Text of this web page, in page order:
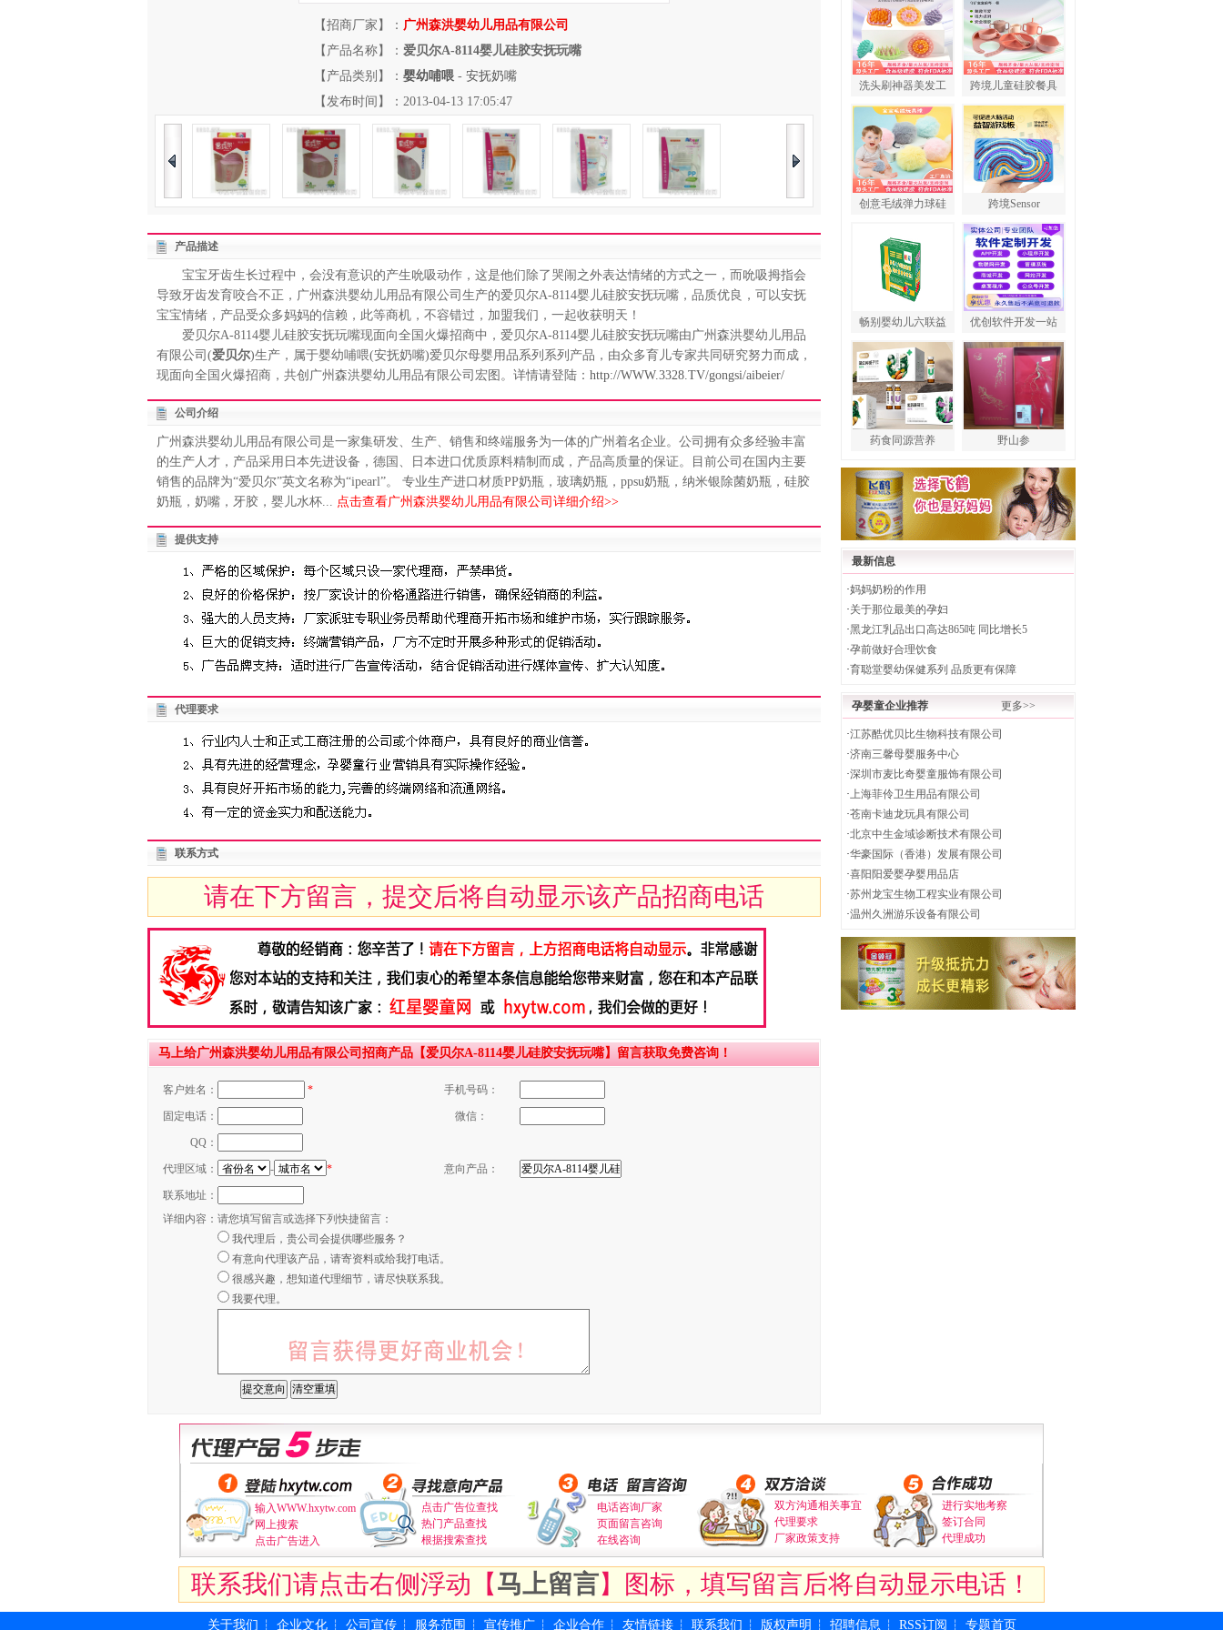
【招商厂家】： 广州森洪婴幼儿用品有限公司
【产品名称】： 爱贝尔A-8114婴儿硅胶安抚玩嘴
【产品类别】： 婴幼哺喂 - 安抚奶嘴
【发布时间】：2013-04-13 17:05:47
产品描述
宝宝牙齿生长过程中，会没有意识的产生吮吸动作，这是他们除了哭闹之外表达情绪的方式之一，而吮吸拇指会
导致牙齿发育咬合不正，广州森洪婴幼儿用品有限公司生产的爱贝尔A-8114婴儿硅胶安抚玩嘴，品质优良，可以安抚
宝宝情绪，产品受众多妈妈的信赖，此等商机，不容错过，加盟我们，一起收获明天！
爱贝尔A-8114婴儿硅胶安抚玩嘴现面向全国火爆招商中，爱贝尔A-8114婴儿硅胶安抚玩嘴由广州森洪婴幼儿用品
有限公司(爱贝尔)生产，属于婴幼哺喂(安抚奶嘴)爱贝尔母婴用品系列系列产品，由众多育儿专家共同研究努力而成，
现面向全国火爆招商，共创广州森洪婴幼儿用品有限公司宏图。详情请登陆： http://WWW.3328.TV/gongsi/aibeier/
公司介绍
广州森洪婴幼儿用品有限公司是一家集研发、生产、销售和终端服务为一体的广州着名企业。公司拥有众多经验丰富
的生产人才，产品采用日本先进设备，德国、日本进口优质原料精制而成，产品高质量的保证。目前公司在国内主要
销售的品牌为“爱贝尔”英文名称为“ipearl”。 专业生产进口材质PP奶瓶，玻璃奶瓶，ppsu奶瓶，纳米银除菌奶瓶，硅胶
奶瓶，奶嘴，牙胶，婴儿水杯... 点击查看广州森洪婴幼儿用品有限公司详细介绍>>
提供支持
代理要求
联系方式
请在下方留言，提交后将自动显示该产品招商电话
马上给广州森洪婴幼儿用品有限公司招商产品【爱贝尔A-8114婴儿硅胶安抚玩嘴】留言获取免费咨询！
客户姓名： * 手机号码：
固定电话： 微信：
QQ：
代理区域： - * 意向产品：
联系地址：
详细内容： 请您填写留言或选择下列快捷留言：
我代理后，贵公司会提供哪些服务？
有意向代理该产品，请寄资料或给我打电话。
很感兴趣，想知道代理细节，请尽快联系我。
我要代理。
洗头刷神器美发工 跨境儿童硅胶餐具
创意毛绒弹力球硅 跨境Sensor
畅别婴幼儿六联益 优创软件开发一站
药食同源营养 野山参
最新信息
·妈妈奶粉的作用
·关于那位最美的孕妇
·黑龙江乳品出口高达865吨 同比增长5
·孕前做好合理饮食
·育聪堂婴幼保健系列 品质更有保障
孕婴童企业推荐 更多>>
·江苏酷优贝比生物科技有限公司
·济南三馨母婴服务中心
·深圳市麦比奇婴童服饰有限公司
·上海菲伶卫生用品有限公司
·苍南卡迪龙玩具有限公司
·北京中生金域诊断技术有限公司
·华豪国际（香港）发展有限公司
·喜阳阳爱婴孕婴用品店
·苏州龙宝生物工程实业有限公司
·温州久洲游乐设备有限公司
输入WWW.hxytw.com
网上搜索
点击广告进入
点击广告位查找
热门产品查找
根据搜索查找
电话咨询厂家
页面留言咨询
在线咨询
双方沟通相关事宜
代理要求
厂家政策支持
进行实地考察
签订合同
代理成功
联系我们请点击右侧浮动【马上留言】图标，填写留言后将自动显示电话！
关于我们 ┆ 企业文化 ┆ 公司宣传 ┆ 服务范围 ┆ 宣传推广 ┆ 企业合作 ┆ 友情链接 ┆ 联系我们 ┆ 版权声明 ┆ 招聘信息 ┆ RSS订阅 ┆ 专题首页